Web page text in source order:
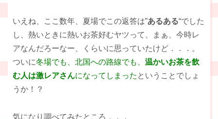
いえね、ここ数年、夏場でこの返答は”あるある“でした
し、熱いときに熱いお茶好むヤツって、まぁ、今時レ
アなんだろーなー、くらいに思っていたけど．．．。
ついに冬場でも、北国への路線でも、 温かいお茶を飲
む人は激レアさんになってしまった ということでしょ
うか！？
気になり調べてみたところ．．．